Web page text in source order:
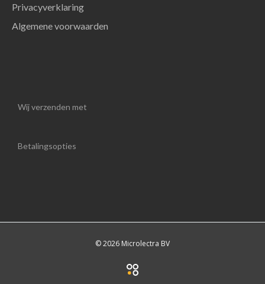
Privacyverklaring
Algemene voorwaarden
Wij verzenden met
Betalingsopties
© 2026 Microlectra BV